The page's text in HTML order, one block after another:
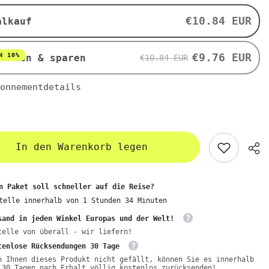
500
-
€10.84 EUR
& sparen
10% €10.84 EUR €9.76 EUR
In den Warenkorb legen
Paket soll schneller auf die Reise?
innerhalb von 1Stunden 34Minuten
in jeden Winkel Europas und der Welt!
von überall - wir liefern!
Rücksendungen 30 Tage
Ihnen dieses Produkt nicht gefällt, können Sie es innerhalb